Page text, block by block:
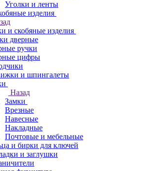
Уголки и ленты
изделия
и скобяные изделия
дверные
ручки
цифры
и шпингалеты
Назад
Замки
Врезные
Навесные
Накладные
Почтовые и мебельные
и бирки для ключей
и заглушки